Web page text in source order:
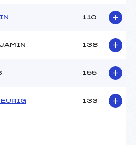
110
138
155
133